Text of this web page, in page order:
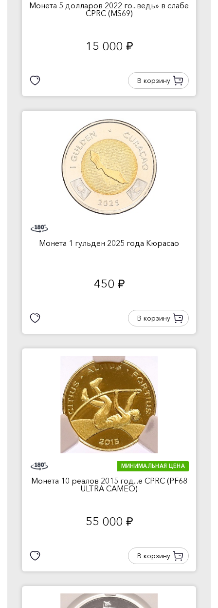
Монета 5 долларов 2022 го...ведь» в слабе
CPRC (MS69)
15 000 руб.
В корзину
Монета 1 гульден 2025 года Кюрасао
450 руб.
В корзину
МИНИМАЛЬНАЯ ЦЕНА
Монета 10 реалов 2015 год...е CPRC (PF68
ULTRA CAMEO)
55 000 руб.
В корзину